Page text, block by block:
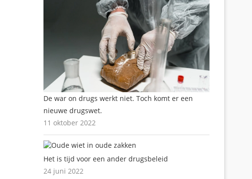
De war on drugs werkt niet. Toch komt er een
nieuwe drugswet.
11 oktober 2022
Het is tijd voor een ander drugsbeleid
24 juni 2022